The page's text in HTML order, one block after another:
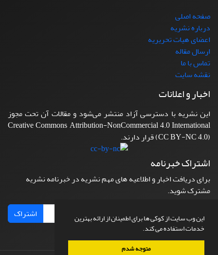
این وب سایت از کوکی ها برای اطمینان از ارائه بهترین
خدمات استفاده می کند.
متوجه شدم
صفحه اصلی
درباره نشریه
اعضای هیات تحریریه
ارسال مقاله
تماس با ما
نقشه سایت
اخبار و اعلانات
این نشریه با دسترسی آزاد منتشر می‌شود و مقالات آن تحت مجوز
Creative Commons Attribution-NonCommercial 4.0 International
(CC BY-NC 4.0) قرار دارند.
اشتراک خبرنامه
برای دریافت اخبار و اطلاعیه های مهم نشریه در خبرنامه نشریه
مشترک شوید.
اشتراک